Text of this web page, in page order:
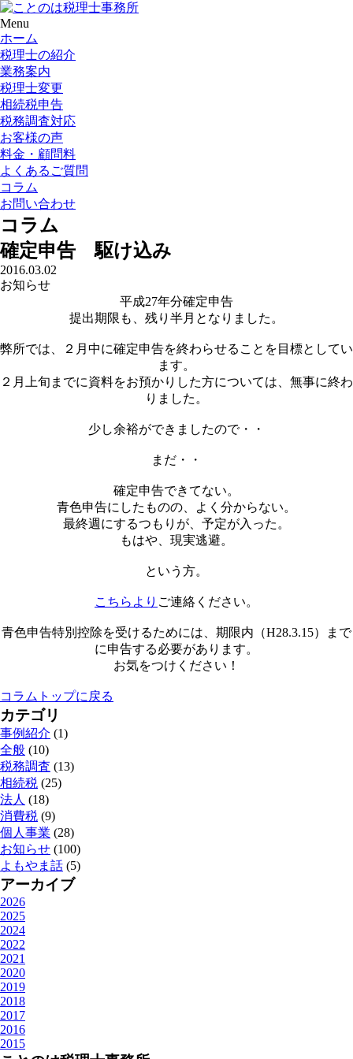
Menu
ホーム
税理士の紹介
業務案内
税理士変更
相続税申告
税務調査対応
お客様の声
料金・顧問料
よくあるご質問
コラム
お問い合わせ
コラム
確定申告 駆け込み
2016.03.02
お知らせ
平成27年分確定申告
提出期限も、残り半月となりました。
弊所では、２月中に確定申告を終わらせることを目標としてい
ます。
２月上旬までに資料をお預かりした方については、無事に終わ
りました。
少し余裕ができましたので・・
まだ・・
確定申告できてない。
青色申告にしたものの、よく分からない。
最終週にするつもりが、予定が入った。
もはや、現実逃避。
という方。
こちらより ご連絡ください。
青色申告特別控除を受けるためには、期限内（H28.3.15）まで
に申告する必要があります。
お気をつけください！
コラムトップに戻る
カテゴリ
事例紹介 (1)
全般 (10)
税務調査 (13)
相続税 (25)
法人 (18)
消費税 (9)
個人事業 (28)
お知らせ (100)
よもやま話 (5)
アーカイブ
2026
2025
2024
2022
2021
2020
2019
2018
2017
2016
2015